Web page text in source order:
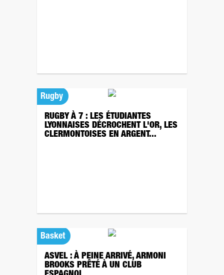
Rugby
RUGBY À 7 : LES ÉTUDIANTES
LYONNAISES DÉCROCHENT L'OR, LES
CLERMONTOISES EN ARGENT...
Basket
ASVEL : À PEINE ARRIVÉ, ARMONI
BROOKS PRÊTÉ À UN CLUB